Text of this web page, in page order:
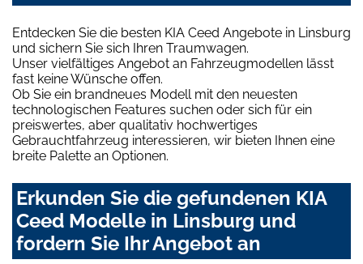
Entdecken Sie die besten KIA Ceed Angebote in Linsburg
und sichern Sie sich Ihren Traumwagen.
Unser vielfältiges Angebot an Fahrzeugmodellen lässt
fast keine Wünsche offen.
Ob Sie ein brandneues Modell mit den neuesten
technologischen Features suchen oder sich für ein
preiswertes, aber qualitativ hochwertiges
Gebrauchtfahrzeug interessieren, wir bieten Ihnen eine
breite Palette an Optionen.
Erkunden Sie die gefundenen KIA
Ceed Modelle in Linsburg und
fordern Sie Ihr Angebot an